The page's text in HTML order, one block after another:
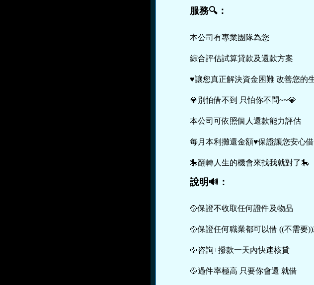
服務🔍：
本公司有專業團隊為您
綜合評估試算貸款及還款方案
♥️讓您真正解決資金困難 改善您的
💎別怕借不到 只怕你不問~~💎
本公司可依照個人還款能力評估
每月本利攤還金額♥️保證讓您安心
🎠翻轉人生的機會來找我就對了🎠
說明🔊：
🥎保證不收取任何證件及物品
🥎保證任何職業都可以借 ((不需要
🥎咨詢+撥款一天內快速核貸
🥎過件率極高 只要你會還 就借